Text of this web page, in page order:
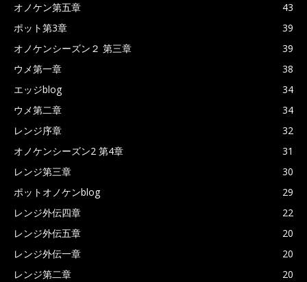
オノケン第五章
43
ポット第3章
39
オノケンシーズン２ 第三章
39
ウメ第一章
38
エッジblog
34
ウメ第二章
34
レンジ序章
32
オノケンシーズン2 第4章
31
レンジ第三章
30
ポットオノケンblog
29
レンジ外伝四章
22
レンジ外伝五章
20
レンジ外伝一章
20
レンジ第二章
20